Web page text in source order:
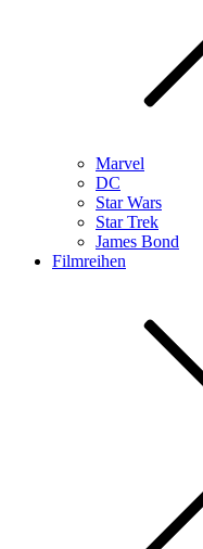
Marvel
DC
Star Wars
Star Trek
James Bond
Filmreihen